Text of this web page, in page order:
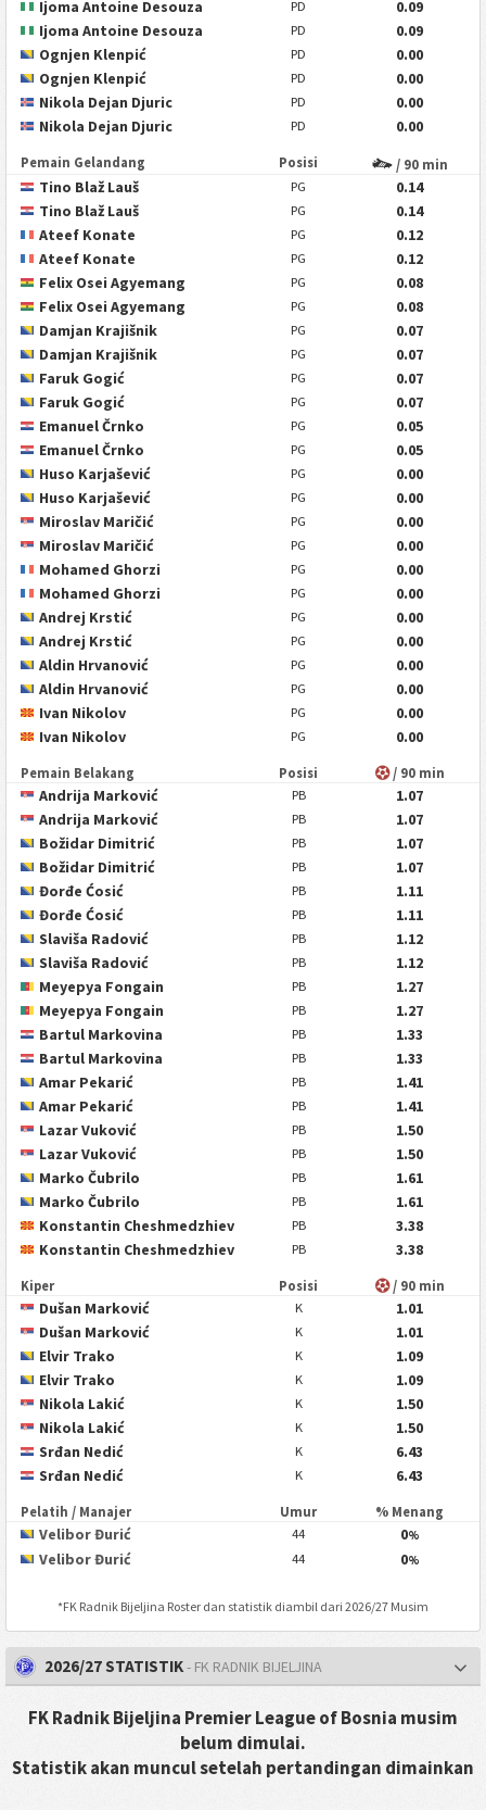
Ijoma Antoine Desouza
PD
0.09
Ijoma Antoine Desouza
PD
0.09
Ognjen Klenpić
PD
0.00
Ognjen Klenpić
PD
0.00
Nikola Dejan Djuric
PD
0.00
Nikola Dejan Djuric
PD 0.00
Pemain Gelandang Posisi / 90 min
Tino Blaž Lauš PG
0.14
Tino Blaž Lauš
PG
0.14
Ateef Konate
PG
0.12
Ateef Konate
PG
0.12
Felix Osei Agyemang
PG
0.08
Felix Osei Agyemang
PG
0.08
Damjan Krajišnik
PG
0.07
Damjan Krajišnik
PG
0.07
Faruk Gogić
PG
0.07
Faruk Gogić
PG
0.07
Emanuel Črnko
PG
0.05
Emanuel Črnko
PG
0.05
Huso Karjašević
PG
0.00
Huso Karjašević
PG
0.00
Miroslav Maričić
PG
0.00
Miroslav Maričić
PG
0.00
Mohamed Ghorzi
PG
0.00
Mohamed Ghorzi
PG
0.00
Andrej Krstić
PG
0.00
Andrej Krstić
PG
0.00
Aldin Hrvanović
PG
0.00
Aldin Hrvanović
PG
0.00
Ivan Nikolov
PG
0.00
Ivan Nikolov
PG 0.00
Pemain Belakang Posisi / 90 min
Andrija Marković PB
1.07
Andrija Marković
PB
1.07
Božidar Dimitrić
PB
1.07
Božidar Dimitrić
PB
1.07
Đorđe Ćosić
PB
1.11
Đorđe Ćosić
PB
1.11
Slaviša Radović
PB
1.12
Slaviša Radović
PB
1.12
Meyepya Fongain
PB
1.27
Meyepya Fongain
PB
1.27
Bartul Markovina
PB
1.33
Bartul Markovina
PB
1.33
Amar Pekarić
PB
1.41
Amar Pekarić
PB
1.41
Lazar Vuković
PB
1.50
Lazar Vuković
PB
1.50
Marko Čubrilo
PB
1.61
Marko Čubrilo
PB
1.61
Konstantin Cheshmedzhiev
PB
3.38
Konstantin Cheshmedzhiev
PB 3.38
Kiper Posisi / 90 min
Dušan Marković K
1.01
Dušan Marković
K
1.01
Elvir Trako
K
1.09
Elvir Trako
K
1.09
Nikola Lakić
K
1.50
Nikola Lakić
K
1.50
Srđan Nedić
K
6.43
Srđan Nedić
K 6.43
Pelatih / Manajer Umur % Menang
Velibor Đurić 44 0%
Velibor Đurić 44 0%
*FK Radnik Bijeljina Roster dan statistik diambil dari 2026/27 Musim
2026/27 STATISTIK- FK RADNIK BIJELJINA
FK Radnik Bijeljina Premier League of Bosnia musim
belum dimulai.
Statistik akan muncul setelah pertandingan dimainkan